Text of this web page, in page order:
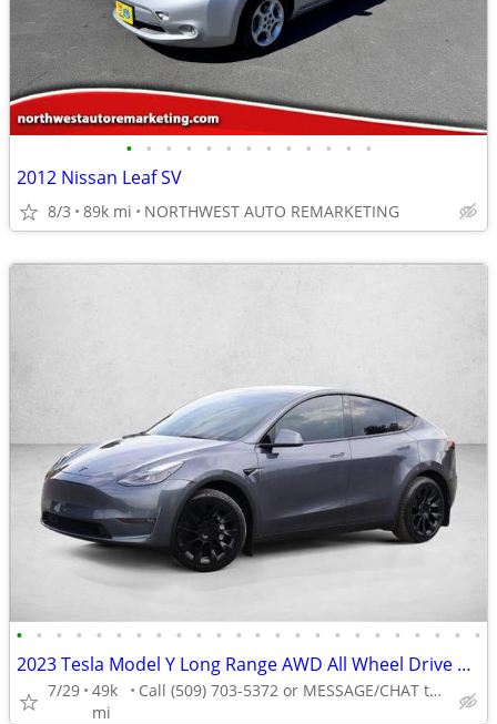
• • • • • • • • • • • • •
2012 Nissan Leaf SV
8/3 89k mi NORTHWEST AUTO REMARKETING
• • • • • • • • • • • • • • • • • • • • • • • •
2023 Tesla Model Y Long Range AWD All Wheel Drive SUV Electric AUTONATION
7/29 49k
mi
Call (509) 703-5372 or MESSAGE/CHAT to confirm availability